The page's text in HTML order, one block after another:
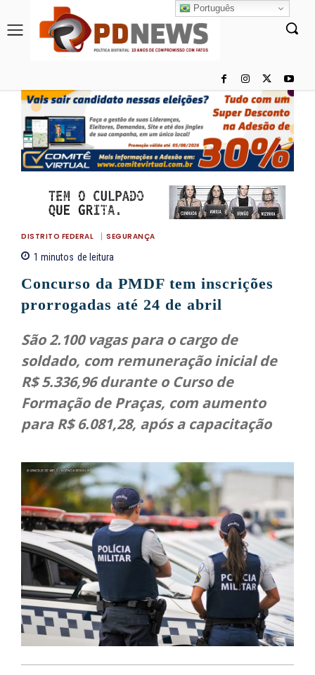
DISTRITO FEDERAL SEGURANÇA
1 minutos de leitura
Concurso da PMDF tem inscrições
prorrogadas até 24 de abril
São 2.100 vagas para o cargo de
soldado, com remuneração inicial de
R$ 5.336,96 durante o Curso de
Formação de Praças, com aumento
para R$ 6.081,28, após a capacitação
Português